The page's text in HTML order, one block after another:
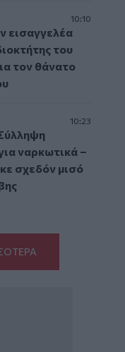
10:10
εισαγγελέα
του
τον θάνατο
10:23
ναρκωτικά –
σχεδόν μισό